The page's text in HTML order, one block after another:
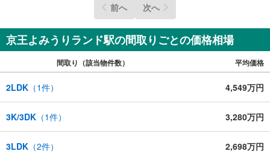
前へ 次へ
京王よみうりランド駅の間取りごとの価格相場
間取り（該当物件数） 平均価格
2LDK （1件） 4,549万円
3K/3DK （1件） 3,280万円
3LDK （2件） 2,698万円